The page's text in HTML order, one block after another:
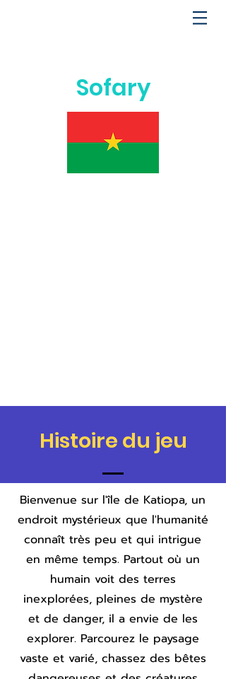
Sofary
Histoire du jeu
​Bienvenue sur l'île de Katiopa, un
endroit mystérieux que l'humanité
connaît très peu et qui intrigue
en même temps. Partout où un
humain voit des terres
inexplorées, pleines de mystère
et de danger, il a envie de les
explorer. Parcourez le paysage
vaste et varié, chassez des bêtes